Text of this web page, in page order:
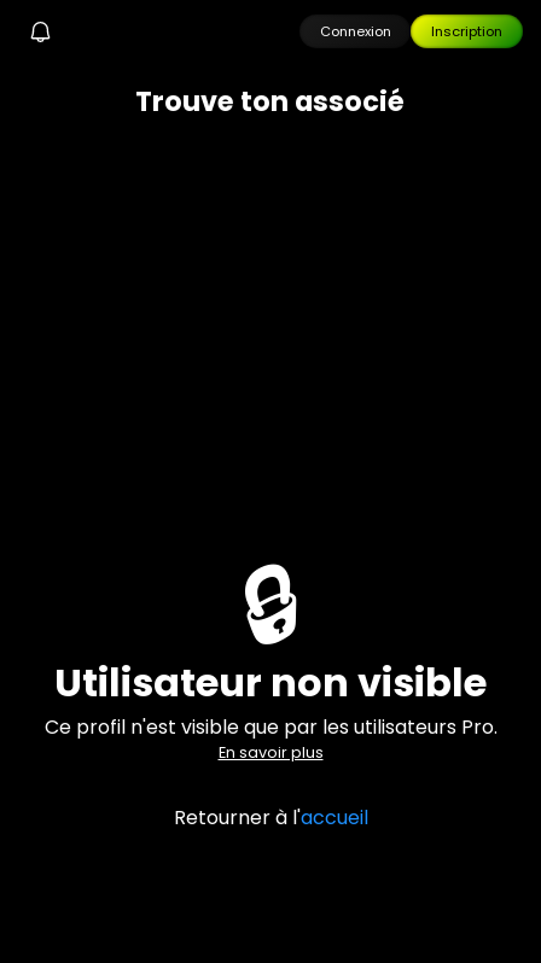
Connexion Inscription
Trouve ton associé
🔒
Utilisateur non visible
Ce profil n'est visible que par les utilisateurs Pro.
En savoir plus
Retourner à l'accueil